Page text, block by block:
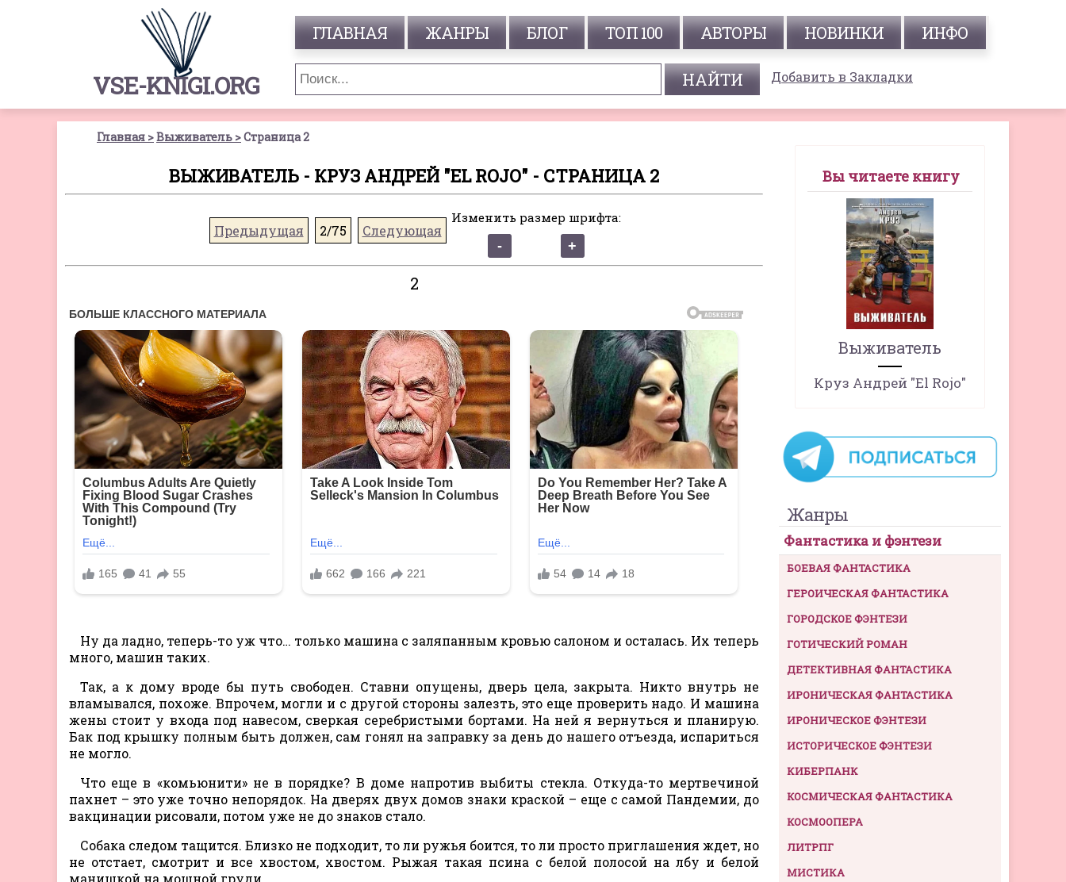
VSE-KNIGI.ORG
ГЛАВНАЯ ЖАНРЫ БЛОГ ТОП 100 АВТОРЫ НОВИНКИ ИНФО
Добавить в Закладки
Главная Выживатель Страница 2
ВЫЖИВАТЕЛЬ - КРУЗ АНДРЕЙ "EL ROJO" - СТРАНИЦА 2
Предыдущая 2/75 Следующая
Изменить размер шрифта:
2
Ну да ладно, теперь-то уж что… только машина с заляпанным кровью салоном и осталась. Их теперь
много, машин таких.
Так, а к дому вроде бы путь свободен. Ставни опущены, дверь цела, закрыта. Никто внутрь не
вламывался, похоже. Впрочем, могли и с другой стороны залезть, это еще проверить надо. И машина
жены стоит у входа под навесом, сверкая серебристыми бортами. На ней я вернуться и планирую.
Бак под крышку полным быть должен, сам гонял на заправку за день до нашего отъезда, испариться
не могло.
Что еще в «комьюнити» не в порядке? В доме напротив выбиты стекла. Откуда-то мертвечиной
пахнет – это уже точно непорядок. На дверях двух домов знаки краской – еще с самой Пандемии, до
вакцинации рисовали, потом уже не до знаков стало.
Собака следом тащится. Близко не подходит, то ли ружья боится, то ли просто приглашения ждет, но
не отстает, смотрит и все хвостом, хвостом. Рыжая такая псина с белой полосой на лбу и белой
манишкой на мощной груди.
Вы читаете книгу
Выживатель
Круз Андрей "El Rojo"
Жанры
Фантастика и фэнтези
БОЕВАЯ ФАНТАСТИКА
ГЕРОИЧЕСКАЯ ФАНТАСТИКА
ГОРОДСКОЕ ФЭНТЕЗИ
ГОТИЧЕСКИЙ РОМАН
ДЕТЕКТИВНАЯ ФАНТАСТИКА
ИРОНИЧЕСКАЯ ФАНТАСТИКА
ИРОНИЧЕСКОЕ ФЭНТЕЗИ
ИСТОРИЧЕСКОЕ ФЭНТЕЗИ
КИБЕРПАНК
КОСМИЧЕСКАЯ ФАНТАСТИКА
КОСМООПЕРА
ЛИТРПГ
МИСТИКА